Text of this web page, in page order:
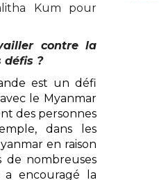
Kum pour
contre la
défis ?
est un défi
le Myanmar
des personnes
dans les
en raison
de nombreuses
encouragé la